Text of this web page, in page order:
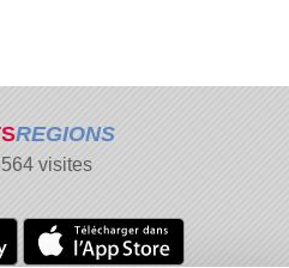
REGIONS
visites